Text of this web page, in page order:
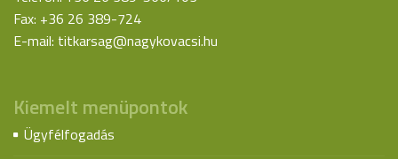
Fax: +36 26 389-724
E-mail: titkarsag@nagykovacsi.hu
Kiemelt menüpontok
Ügyfélfogadás